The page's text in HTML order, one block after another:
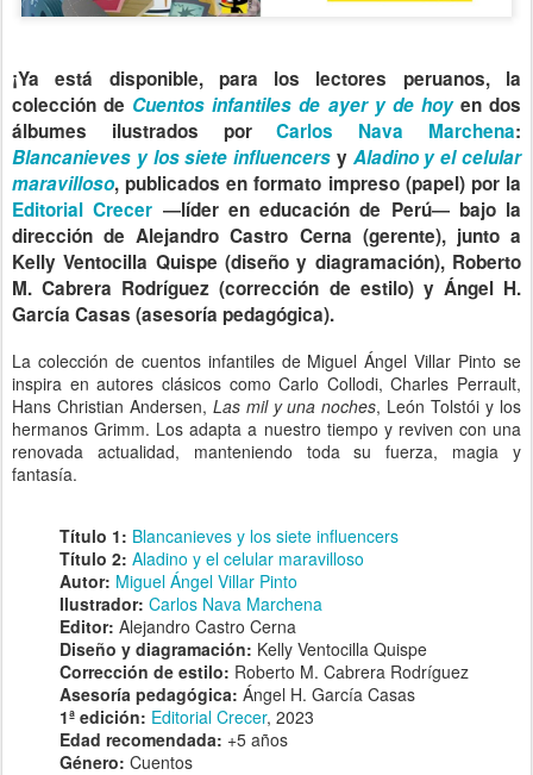
¡Ya está disponible, para los lectores peruanos, la
colección de Cuentos infantiles de ayer y de hoyen dos
álbumes ilustrados porCarlos Nava Marchena:
Blancanieves y los siete influencers y Aladino y el celular
maravilloso, publicados en formato impreso (papel) por la
Editorial Crecer ―líder en educación de Perú― bajo la
dirección deAlejandro Castro Cerna (gerente), junto a
Kelly Ventocilla Quispe (diseño y diagramación), Roberto
M. Cabrera Rodríguez (corrección de estilo) y Ángel H.
García Casas (asesoría pedagógica).
La colección de cuentos infantiles de Miguel Ángel Villar Pinto se
inspira en autores clásicos como Carlo Collodi, Charles Perrault,
Hans Christian Andersen, Las mil y una noches, León Tolstói y los
hermanos Grimm. Los adapta a nuestro tiempo y reviven con una
renovada actualidad, manteniendo toda su fuerza, magia y
fantasía.
Título 1: Blancanieves y los siete influencers
Título 2: Aladino y el celular maravilloso
Autor: Miguel Ángel Villar Pinto
Ilustrador: Carlos Nava Marchena
Editor: Alejandro Castro Cerna
Diseño y diagramación: Kelly Ventocilla Quispe
Corrección de estilo: Roberto M. Cabrera Rodríguez
Asesoría pedagógica: Ángel H. García Casas
1ª edición: Editorial Crecer, 2023
Edad recomendada: +5 años
Género: Cuentos